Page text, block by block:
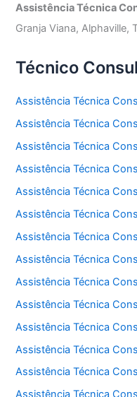
Assistência Técnica
Granja Viana, Alphaville,
Técnico Consul
Assistência Técnica
Assistência Técnica
Assistência Técnica
Assistência Técnica
Assistência Técnica
Assistência Técnica
Assistência Técnica
Assistência Técnica
Assistência Técnica
Assistência Técnica
Assistência Técnica
Assistência Técnica
Assistência Técnica
Assistência Técnica